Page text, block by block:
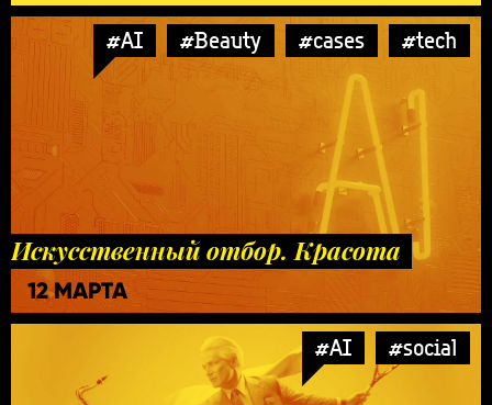
#AI #Beauty #cases #tech
Искусственный отбор. Красота
12 МАРТА
#AI #social